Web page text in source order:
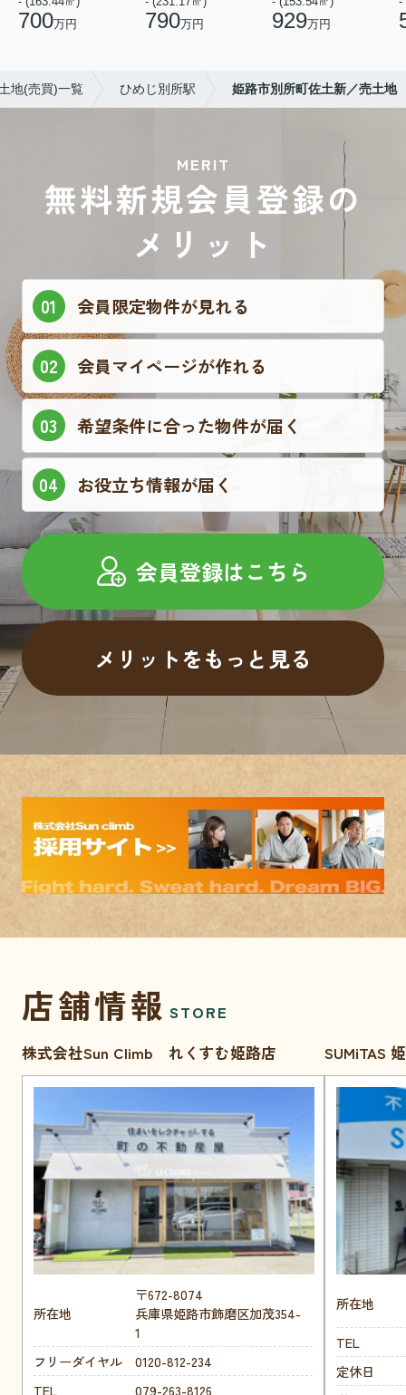
700万円 790万円 929万円
地(売買)一覧 ひめじ別所駅 姫路市別所町佐土新／売土地
MERIT
無料新規会員登録の
メリット
会員限定物件が見れる
会員マイページが作れる
希望条件に合った物件が届く
お役立ち情報が届く
会員登録はこちら
メリットをもっと見る
店舗情報 STORE
株式会社Sun Climb れくすむ姫路店
所在地
〒672-8074
兵庫県姫路市飾磨区加茂354-
1
フリーダイヤル
0120-812-234
TEL
079-263-8126
SUMiTAS
所在地
TEL
定休日